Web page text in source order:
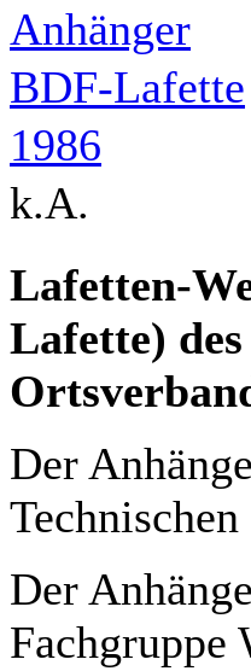
Anhänger
BDF-Lafette
1986
k.A.
Lafetten-
Lafette)
Der
Der
Fachgruppe